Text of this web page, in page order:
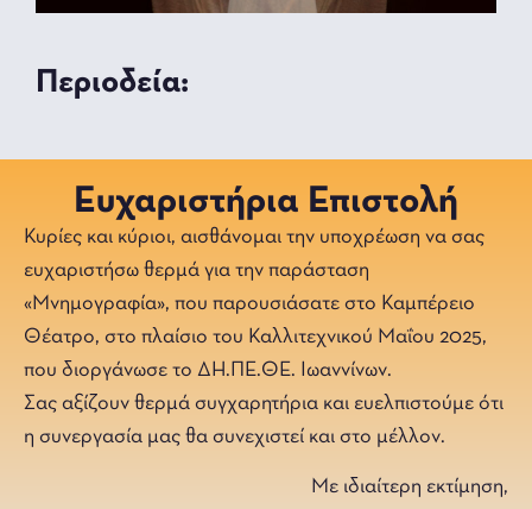
Περιοδεία:
Ευχαριστήρια Επιστολή
Κυρίες και κύριοι, αισθάνομαι την υποχρέωση να σας
ευχαριστήσω θερμά για την παράσταση
«Μνημογραφία», που παρουσιάσατε στο Καμπέρειο
Θέατρο, στο πλαίσιο του Καλλιτεχνικού Μαΐου 2025,
που διοργάνωσε το ΔΗ.ΠΕ.ΘΕ. Ιωαννίνων.
Σας αξίζουν θερμά συγχαρητήρια και ευελπιστούμε ότι
η συνεργασία μας θα συνεχιστεί και στο μέλλον.
Με ιδιαίτερη εκτίμηση,